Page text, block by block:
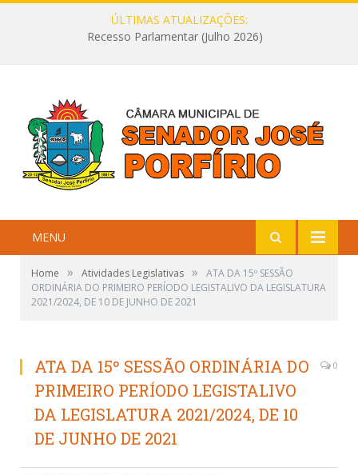
ÚLTIMAS ATUALIZAÇÕES:
Recesso Parlamentar (Julho 2026)
MENU
Home » Atividades Legislativas »
ATA DA 15º SESSÃO
ORDINÁRIA DO PRIMEIRO PERÍODO LEGISTALIVO DA LEGISLATURA
2021/2024, DE 10 DE JUNHO DE 2021
ATA DA 15º SESSÃO ORDINÁRIA DO
PRIMEIRO PERÍODO LEGISTALIVO
DA LEGISLATURA 2021/2024, DE 10
DE JUNHO DE 2021
0